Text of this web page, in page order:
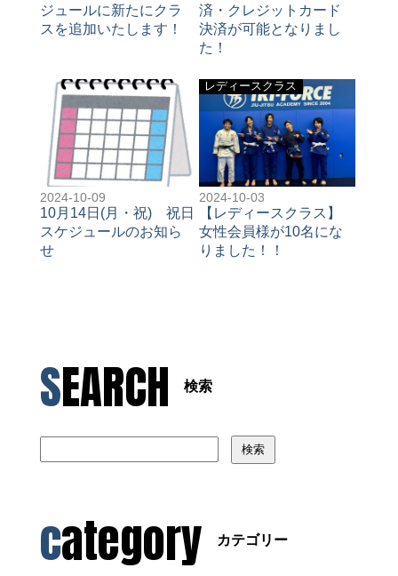
ジュールに新たにクラ
スを追加いたします！
済・クレジットカード
決済が可能となりまし
た！
2024-10-09
10月14日(月・祝) 祝日
スケジュールのお知ら
せ
レディースクラス
2024-10-03
【レディースクラス】
女性会員様が10名にな
りました！！
SEARCH 検索
検索
category カテゴリー